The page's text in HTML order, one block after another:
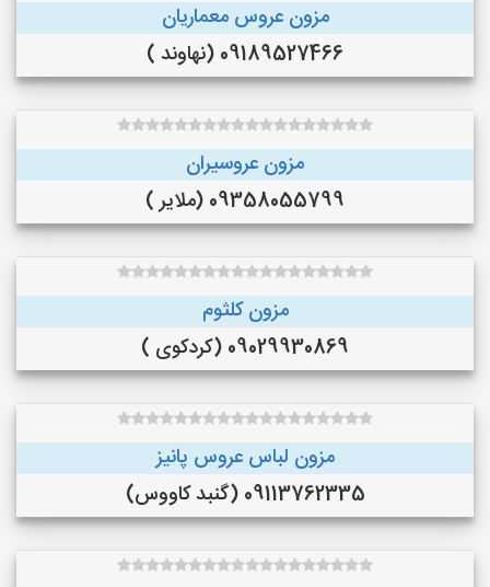
مزون عروس معماریان
09189527466 (نهاوند )
مزون عروسیران
09358055799 (ملایر )
مزون کلثوم
09029930869 (کردکوی )
مزون لباس عروس پانیز
09113762335 (گنبد کاووس)